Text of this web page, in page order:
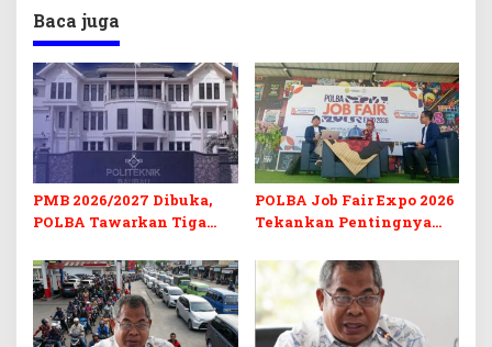
Baca juga
PMB 2026/2027 Dibuka,
POLBA Tawarkan Tiga
Kuliah Gratis
POLBA Job Fair Expo 2026
Tekankan Pentingnya
Digital